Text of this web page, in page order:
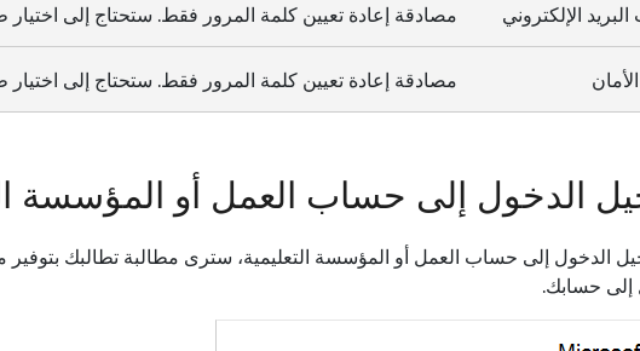
الإلكتروني مصادقة إعادة تعيين كلمة المرور فقط. ستحتاج إلى اختيار
مصادقة إعادة تعيين كلمة المرور فقط. ستحتاج إلى اختيار
الدخول إلى حساب العمل أو المؤسسة
الدخول إلى حساب العمل أو المؤسسة التعليمية، سترى مطالبة تطالبك بتوفير
إلى حسابك.